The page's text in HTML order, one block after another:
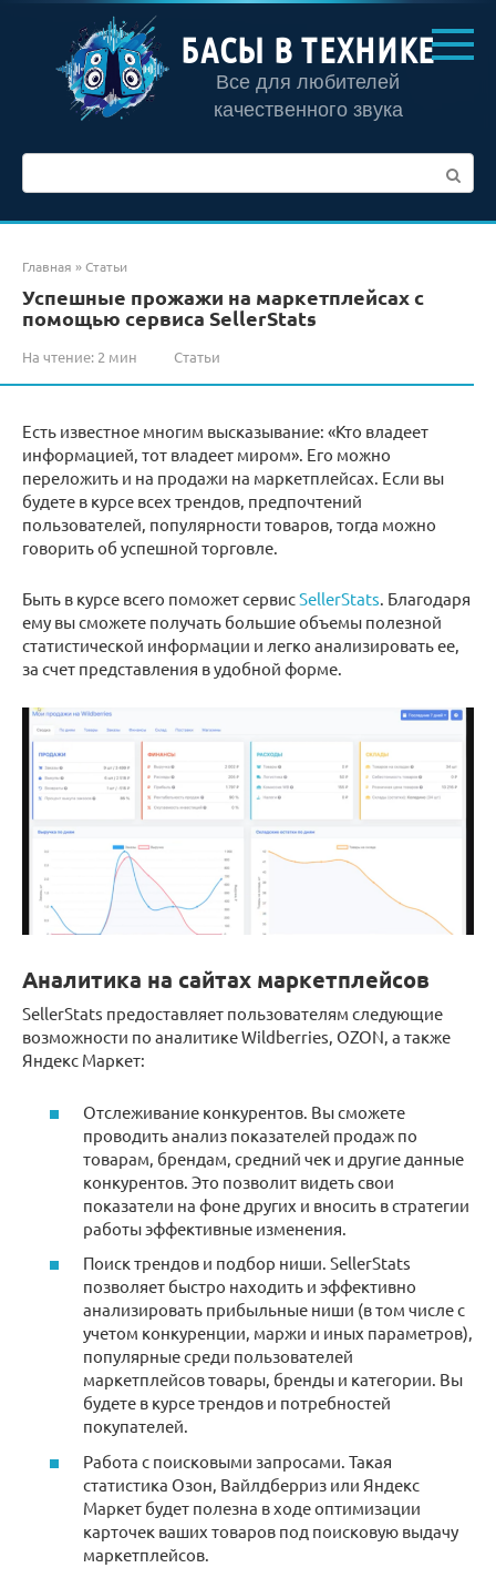
контенту
БАСЫ В ТЕХНИКЕ
Все для любителей
качественного звука
Главная »Статьи
Успешные прожажи на маркетплейсах с
помощью сервиса SellerStats
На чтение: 2 мин Статьи
Есть известное многим высказывание: «Кто владеет
информацией, тот владеет миром». Его можно
переложить и на продажи на маркетплейсах. Если вы
будете в курсе всех трендов, предпочтений
пользователей, популярности товаров, тогда можно
говорить об успешной торговле.
Быть в курсе всего поможет сервисSellerStats. Благодаря
ему вы сможете получать большие объемы полезной
статистической информации и легко анализировать ее,
за счет представления в удобной форме.
Аналитика на сайтах маркетплейсов
SellerStats предоставляет пользователям следующие
возможности по аналитике Wildberries, OZON, а также
Яндекс Маркет:
Отслеживание конкурентов. Вы сможете
проводить анализ показателей продаж по
товарам, брендам, средний чек и другие данные
конкурентов. Это позволит видеть свои
показатели на фоне других и вносить в стратегии
работы эффективные изменения.
Поиск трендов и подбор ниши. SellerStats
позволяет быстро находить и эффективно
анализировать прибыльные ниши (в том числе с
учетом конкуренции, маржи и иных параметров),
популярные среди пользователей
маркетплейсов товары, бренды и категории. Вы
будете в курсе трендов и потребностей
покупателей.
Работа с поисковыми запросами. Такая
статистика Озон, Вайлдберриз или Яндекс
Маркет будет полезна в ходе оптимизации
карточек ваших товаров под поисковую выдачу
маркетплейсов.